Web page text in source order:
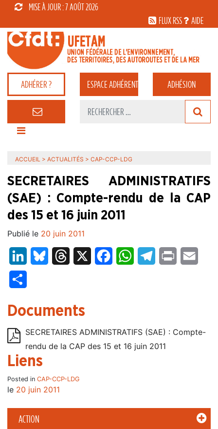
MISE À JOUR : 7 AOÛT 2026
FLUX RSS
AIDE
ADHÉRER ? ESPACEADHÉRENT ADHÉSION
ACTION
ACCUEIL > ACTUALITÉS > CAP-CCP-LDG
SECRETAIRES ADMINISTRATIFS
(SAE) : Compte-rendu de la CAP
des 15 et 16 juin 2011
Publié le 20 juin 2011
LinkedInBluesky Threads FacebookWhatsAppTelegram
Print
Documents
SECRETAIRES ADMINISTRATIFS (SAE) : Compte-
rendu de la CAP des 15 et 16 juin 2011
Liens
Posted in CAP-CCP-LDG
le 20 juin 2011